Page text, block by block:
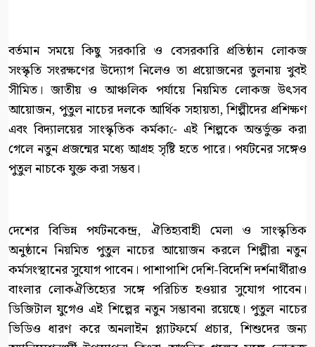
বর্তমান সময়ে কিছু সরকারি ও বেসরকারি প্রতিষ্ঠান লোকজ
সংস্কৃতি সংরক্ষণের উদ্যোগ নিলেও তা প্রয়োজনের তুলনায় খুবই
সীমিত। জাতীয় ও আঞ্চলিক পর্যায়ে নিয়মিত লোকজ উৎসব
আয়োজন, পুতুল নাচের দলকে আর্থিক সহায়তা, শিল্পীদের প্রশিক্ষণ
এবং বিদ্যালয়ের সাংস্কৃতিক কর্মকা-ে এই শিল্পকে অন্তর্ভুক্ত করা
গেলে নতুন প্রজন্মের মধ্যে আগ্রহ সৃষ্টি হতে পারে। পর্যটনের সঙ্গেও
পুতুল নাচকে যুক্ত করা সম্ভব।
দেশের বিভিন্ন পর্যটনকেন্দ্র, ঐতিহ্যবাহী মেলা ও সাংস্কৃতিক
অনুষ্ঠানে নিয়মিত পুতুল নাচের আয়োজন করলে শিল্পীরা নতুন
কর্মসংস্থানের সুযোগ পাবেন। পাশাপাশি দেশি-বিদেশি দর্শনার্থীরাও
বাংলার লোকঐতিহ্যের সঙ্গে পরিচিত হওয়ার সুযোগ পাবেন।
ডিজিটাল যুগেও এই শিল্পের নতুন সম্ভাবনা রয়েছে। পুতুল নাচের
ভিডিও ধারণ করে অনলাইন প্ল্যাটফর্মে প্রচার, শিশুদের জন্য